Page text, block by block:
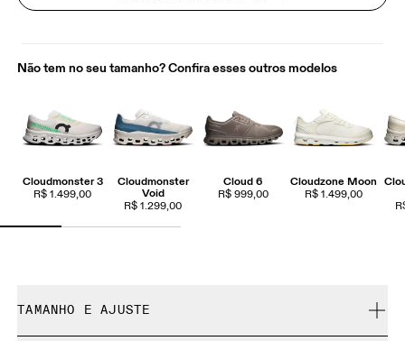
Não tem no seu tamanho? Confira esses outros modelos
Cloudmonster 3
R$ 1.499,00
Cloudmonster
Void
R$ 1.299,00
Cloud 6
R$ 999,00
Cloudzone Moon
R$ 1.499,00
TAMANHO E AJUSTE